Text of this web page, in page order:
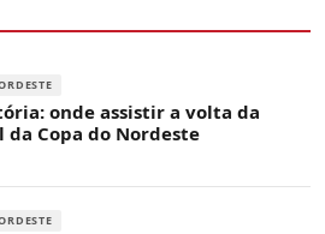
onde assistir a volta da
da Copa do Nordeste